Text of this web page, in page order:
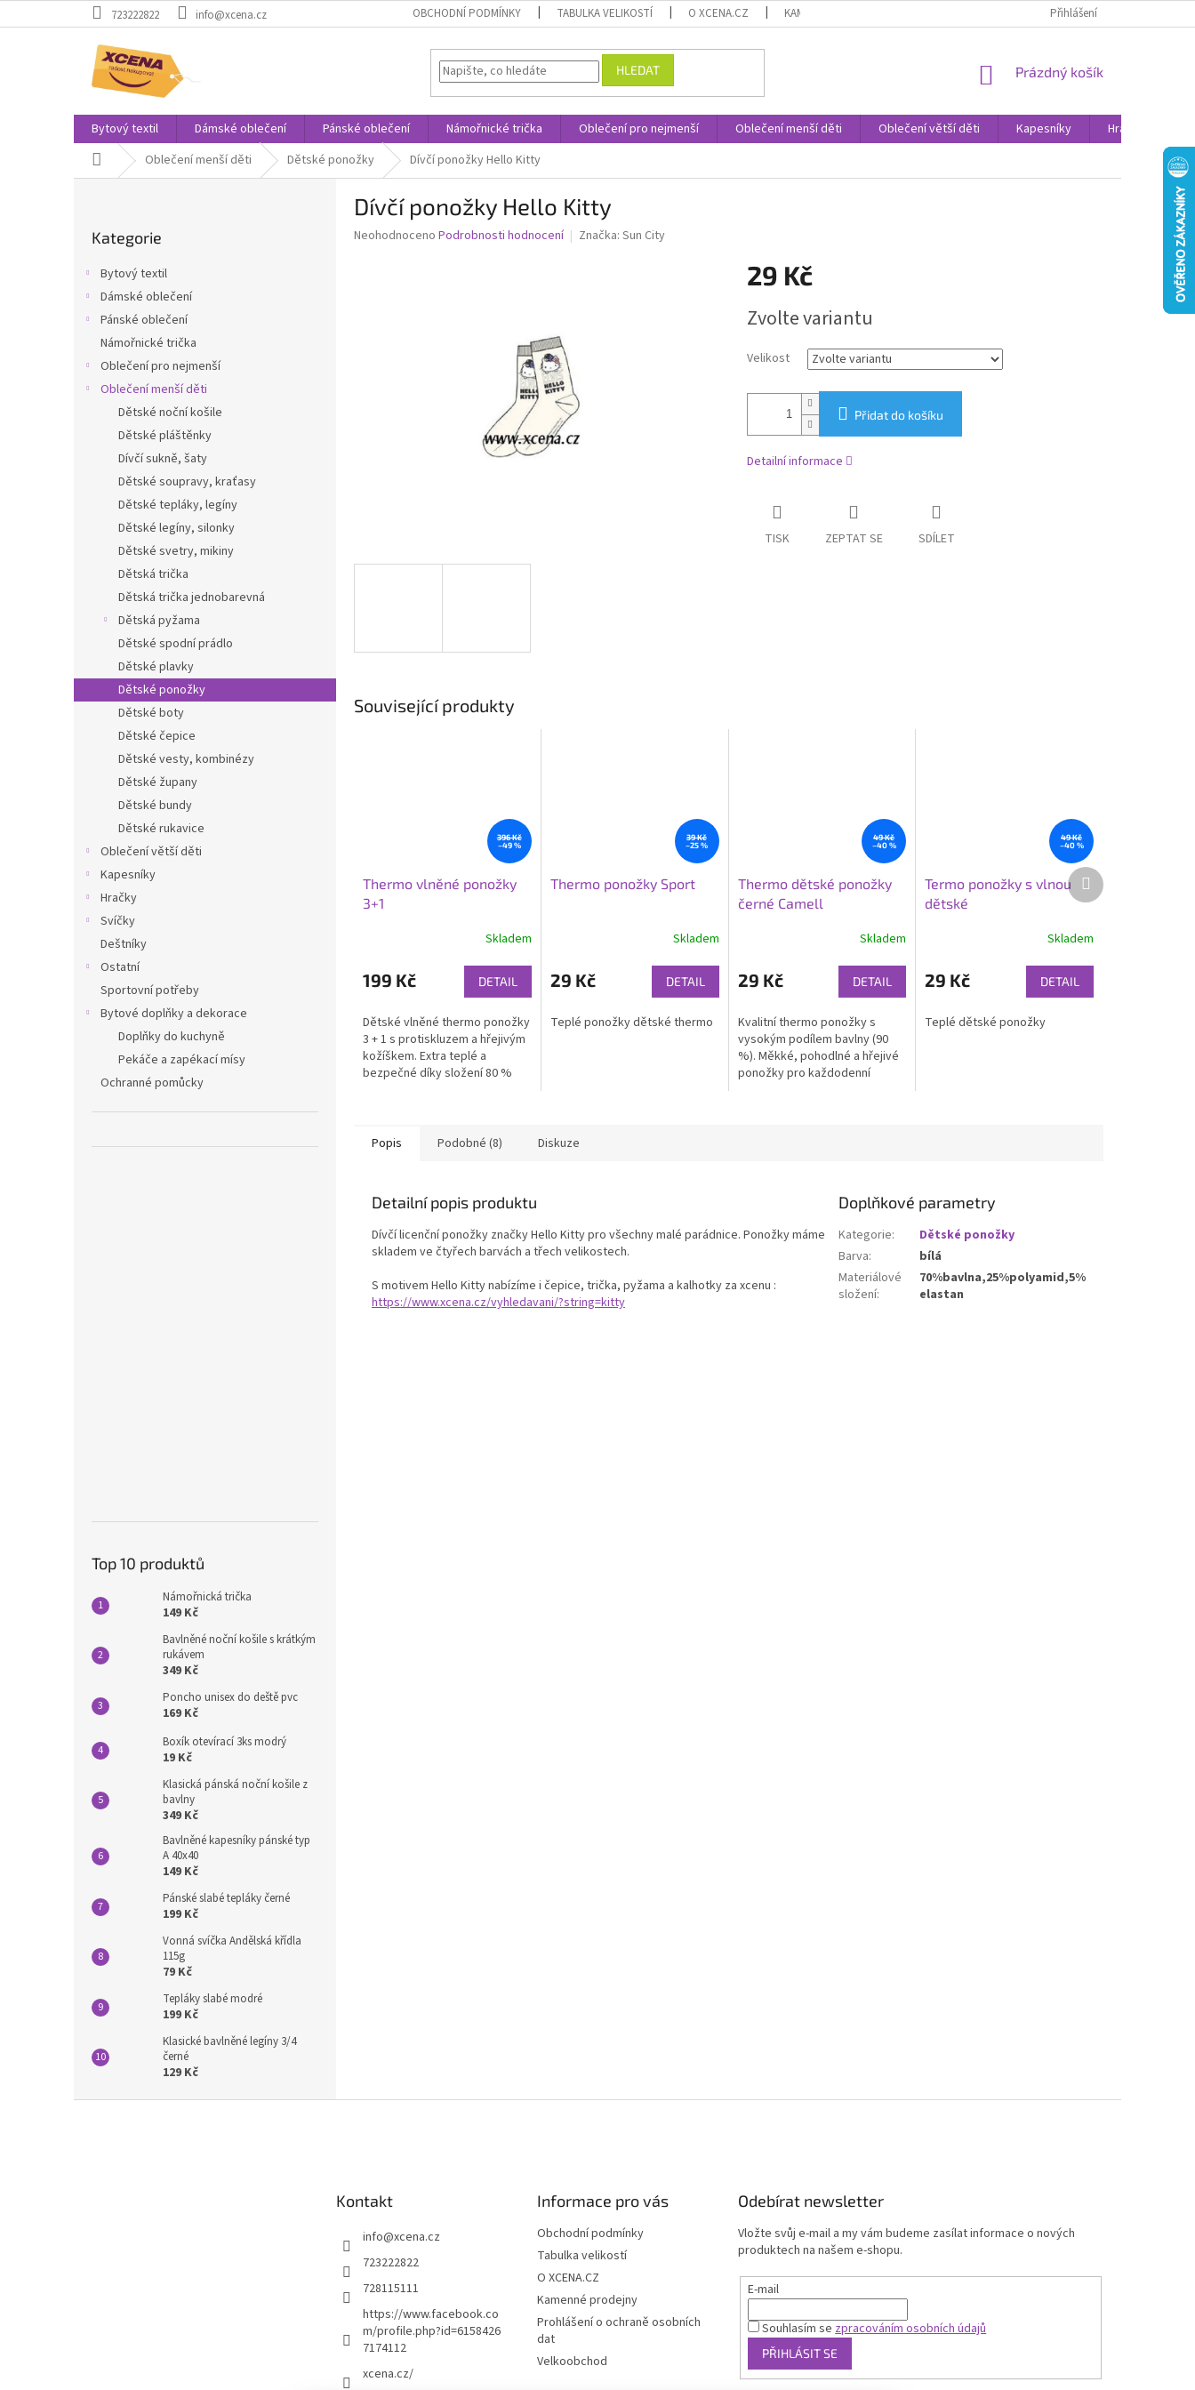
na
723222822 info@xcena.cz OBCHODNÍ PODMÍNKY TABULKA VELIKOSTÍ O XCENA.CZ KAMENNÉ PRODEJNY PROHLÁŠENÍ O OCHRANĚ OSOBNÍCH DAT
Přihlášení
HLEDAT
NÁKUPNÍ
Prázdný košík
Bytový textil Dámské oblečení Pánské oblečení Námořnické trička Oblečení pro nejmenší Oblečení menší děti Oblečení větší děti Kapesníky Hračky
Domů Oblečení menší děti Dětské ponožky Dívčí ponožky Hello Kitty
kategorie
Kategorie
Bytový textil
Dámské oblečení
Pánské oblečení
Námořnické trička
Oblečení pro nejmenší
Oblečení menší děti
Dětské noční košile
Dětské pláštěnky
Dívčí sukně, šaty
Dětské soupravy, kraťasy
Dětské tepláky, legíny
Dětské legíny, silonky
Dětské svetry, mikiny
Dětská trička
Dětská trička jednobarevná
Dětská pyžama
Dětské spodní prádlo
Dětské plavky
Dětské ponožky
Dětské boty
Dětské čepice
Dětské vesty, kombinézy
Dětské župany
Dětské bundy
Dětské rukavice
Oblečení větší děti
Kapesníky
Hračky
Svíčky
Deštníky
Ostatní
Sportovní potřeby
Bytové doplňky a dekorace
Doplňky do kuchyně
Pekáče a zapékací mísy
Ochranné pomůcky
Top 10 produktů
Námořnická trička
149 Kč
Bavlněné noční košile s krátkým
rukávem
349 Kč
Poncho unisex do deště pvc
169 Kč
Boxík otevírací 3ks modrý
19 Kč
Klasická pánská noční košile z
bavlny
349 Kč
Bavlněné kapesníky pánské typ
A 40x40
149 Kč
Pánské slabé tepláky černé
199 Kč
Vonná svíčka Andělská křídla
115g
79 Kč
Tepláky slabé modré
199 Kč
Klasické bavlněné legíny 3/4
černé
129 Kč
Dívčí ponožky Hello Kitty
Průměrné
Neohodnoceno Podrobnosti hodnocení Značka: Sun City
29 Kč
cena:
Zvolte variantu
Velikost
Přidat do košíku
Detailní informace
TISK ZEPTAT SE SDÍLET
Související produkty
396 Kč
–49 %
Thermo vlněné ponožky
3+1
Skladem
199 Kč DETAIL
Dětské vlněné thermo ponožky
3 + 1 s protiskluzem a hřejivým
kožíškem. Extra teplé a
bezpečné díky složení 80 %
39 Kč
–25 %
Thermo ponožky Sport
Skladem
29 Kč DETAIL
Teplé ponožky dětské thermo
49 Kč
–40 %
Thermo dětské ponožky
černé Camell
Skladem
29 Kč DETAIL
Kvalitní thermo ponožky s
vysokým podílem bavlny (90
%). Měkké, pohodlné a hřejivé
ponožky pro každodenní
49 Kč
–40 %
Termo ponožky s vlnou
dětské
Skladem
29 Kč DETAIL
Teplé dětské ponožky
Další
produkt
Popis Podobné (8) Diskuze
Detailní popis produktu
Dívčí licenční ponožky značky Hello Kitty pro všechny malé parádnice. Ponožky máme
skladem ve čtyřech barvách a třech velikostech.
S motivem Hello Kitty nabízíme i čepice, trička, pyžama a kalhotky za xcenu :
https://www.xcena.cz/vyhledavani/?string=kitty
Doplňkové parametry
Kategorie:
Dětské ponožky
Barva:
bílá
Materiálové
složení:
70%bavlna,25%polyamid,5%
elastan
Kontakt
info@xcena.cz
723222822
728115111
https://www.facebook.co
m/profile.php?id=6158426
7174112
xcena.cz/
Informace pro vás
Obchodní podmínky
Tabulka velikostí
O XCENA.CZ
Kamenné prodejny
Prohlášení o ochraně osobních
dat
Velkoobchod
Odebírat newsletter
Vložte svůj e-mail a my vám budeme zasílat informace o nových
produktech na našem e-shopu.
E-mail
Souhlasím se zpracováním osobních údajů
PŘIHLÁSIT SE